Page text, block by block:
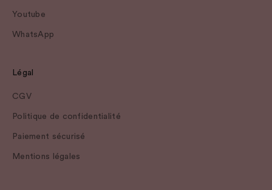
Youtube
WhatsApp
Légal
CGV
Politique de confidentialité
Paiement sécurisé
Mentions légales